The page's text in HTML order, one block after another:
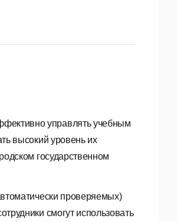
управлять учебным
высокий уровень их
государственном
проверяемых)
смогут использовать